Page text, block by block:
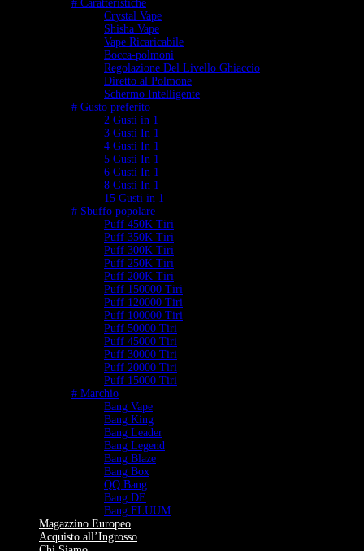
# Caratteristiche
Crystal Vape
Shisha Vape
Vape Ricaricabile
Bocca-polmoni
Regolazione Del Livello Ghiaccio
Diretto al Polmone
Schermo Intelligente
# Gusto preferito
2 Gusti in 1
3 Gusti In 1
4 Gusti In 1
5 Gusti In 1
6 Gusti In 1
8 Gusti In 1
15 Gusti in 1
# Sbuffo popolare
Puff 450K Tiri
Puff 350K Tiri
Puff 300K Tiri
Puff 250K Tiri
Puff 200K Tiri
Puff 150000 Tiri
Puff 120000 Tiri
Puff 100000 Tiri
Puff 50000 Tiri
Puff 45000 Tiri
Puff 30000 Tiri
Puff 20000 Tiri
Puff 15000 Tiri
# Marchio
Bang Vape
Bang King
Bang Leader
Bang Legend
Bang Blaze
Bang Box
QQ Bang
Bang DE
Bang FLUUM
Magazzino Europeo
Acquisto all’Ingrosso